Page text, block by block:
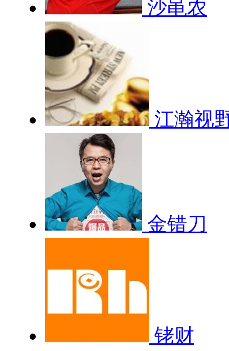
沙黾农
江瀚视
金错刀
铑财